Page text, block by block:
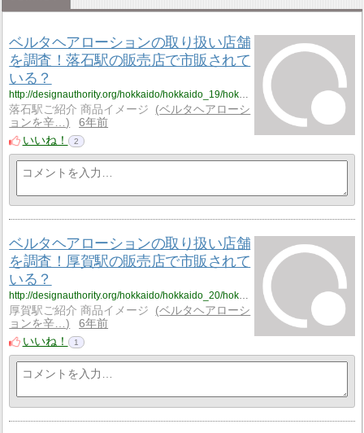
ベルタヘアローションの取り扱い店舗
を調査！落石駅の販売店で市販されて
いる？
http://designauthority.org/hokkaido/hokkaido_19/hokkaido_19_vriku9/
落石駅ご紹介 商品イメージ
ベルタヘアローシ
ョンを辛…
6年前
いいね！
2
ベルタヘアローションの取り扱い店舗
を調査！厚賀駅の販売店で市販されて
いる？
http://designauthority.org/hokkaido/hokkaido_20/hokkaido_20_vriku1/
厚賀駅ご紹介 商品イメージ
ベルタヘアローシ
ョンを辛…
6年前
いいね！
1